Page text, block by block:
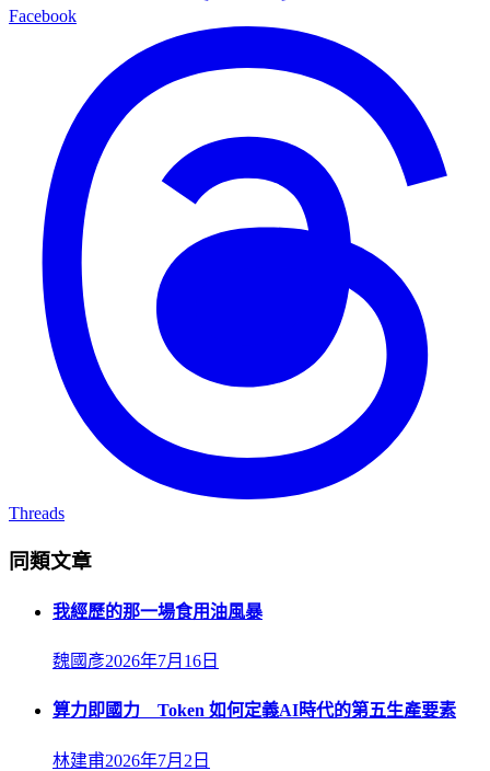
Facebook
Threads
同類文章
我經歷的那一場食用油風暴
魏國彥2026年7月16日
算力即國力 Token 如何定義AI時代的第五生產要素
林建甫2026年7月2日